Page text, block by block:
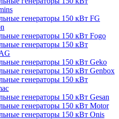
генераторы 150 кВт FG
генераторы 150 кВт Fogo
генераторы 150 кВт
генераторы 150 кВт Geko
генераторы 150 кВт Genbox
генераторы 150 кВт
генераторы 150 кВт Gesan
генераторы 150 кВт Motor
генераторы 150 кВт Onis